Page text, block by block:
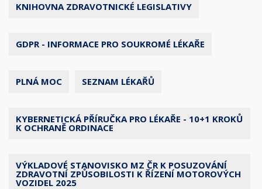
KNIHOVNA ZDRAVOTNICKÉ LEGISLATIVY
GDPR - INFORMACE PRO SOUKROMÉ LÉKAŘE
PLNÁ MOC SEZNAM LÉKAŘŮ
KYBERNETICKÁ PŘÍRUČKA PRO LÉKAŘE - 10+1 KROKŮ
K OCHRANĚ ORDINACE
VÝKLADOVÉ STANOVISKO MZ ČR K POSUZOVÁNÍ
ZDRAVOTNÍ ZPŮSOBILOSTI K ŘÍZENÍ MOTOROVÝCH
VOZIDEL 2025